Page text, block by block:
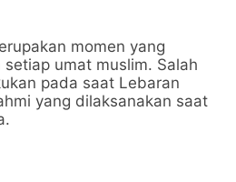
momen yang
umat muslim. Salah
pada saat Lebaran
yang dilaksanakan saat